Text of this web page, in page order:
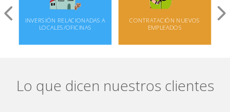
INVERSIÓN RELACIONADAS A
LOCALES/OFICINAS
CONTRATACIÓN NUEVOS
EMPLEADOS
Lo que dicen nuestros clientes